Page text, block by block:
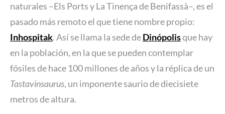
naturales –Els Ports y La Tinença de Benifassà–, es el
pasado más remoto el que tiene nombre propio:
Inhospitak. Así se llama la sede deDinópolisque hay
en la población, en la que se pueden contemplar
fósiles de hace 100 millones de años y la réplica de un
Tastavinsaurus, un imponente saurio de diecisiete
metros de altura.